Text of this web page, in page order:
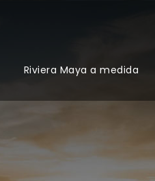
Riviera Maya a medida